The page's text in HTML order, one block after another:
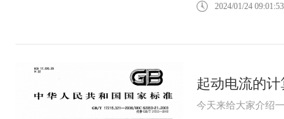
2024/01/24 09:01:53
起动电流的计
今天来给大家介绍